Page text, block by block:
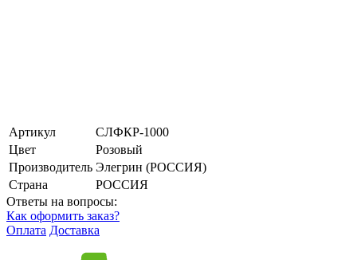
Артикул
СЛФКР-1000
Цвет
Розовый
Производитель Элегрин (РОССИЯ)
Страна
РОССИЯ
Ответы на вопросы:
Как оформить заказ?
Оплата Доставка